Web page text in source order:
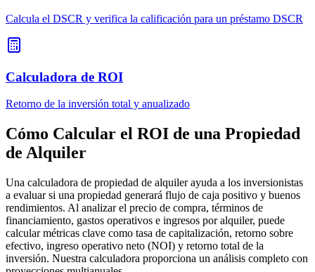
Calcula el DSCR y verifica la calificación para un préstamo DSCR
Calculadora de ROI
Retorno de la inversión total y anualizado
Cómo Calcular el ROI de una Propiedad
de Alquiler
Una calculadora de propiedad de alquiler ayuda a los inversionistas
a evaluar si una propiedad generará flujo de caja positivo y buenos
rendimientos. Al analizar el precio de compra, términos de
financiamiento, gastos operativos e ingresos por alquiler, puede
calcular métricas clave como tasa de capitalización, retorno sobre
efectivo, ingreso operativo neto (NOI) y retorno total de la
inversión. Nuestra calculadora proporciona un análisis completo con